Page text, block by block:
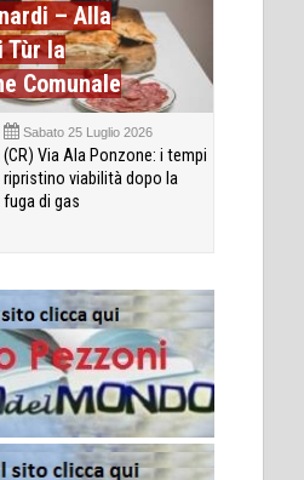
– Alla
Tùr la
Comunale
Sabato 25 Luglio 2026
(CR) Via Ala Ponzone: i tempi
ripristino viabilità dopo la
fuga di gas